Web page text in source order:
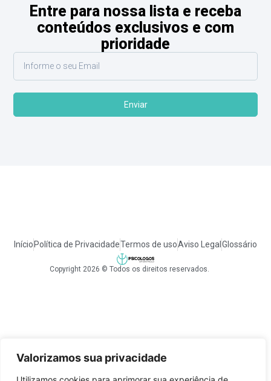
Valorizamos sua privacidade
Entre para nossa lista e receba
conteúdos exclusivos e com
prioridade
Enviar
Início Política de PrivacidadeTermos de usoAviso Legal Glossário
Copyright 2026 © Todos os direitos reservados.